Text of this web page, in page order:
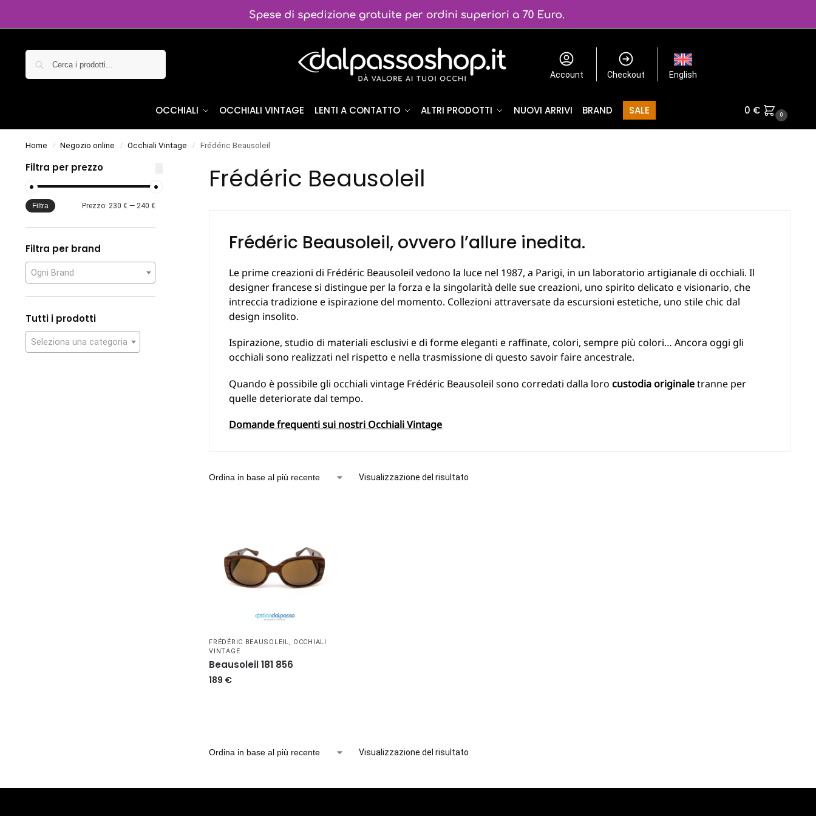
Account Checkout English
OCCHIALI OCCHIALI VINTAGE LENTI A CONTATTO ALTRI PRODOTTI NUOVI ARRIVI BRAND SALE 0 € 0
Home / Negozio online / Occhiali Vintage / Frédéric Beausoleil
Frédéric Beausoleil
Frédéric Beausoleil, ovvero l’allure inedita.
Le prime creazioni di Frédéric Beausoleil vedono la luce nel 1987, a Parigi, in un laboratorio artigianale di occhiali. Il
designer francese si distingue per la forza e la singolarità delle sue creazioni, uno spirito delicato e visionario, che
intreccia tradizione e ispirazione del momento. Collezioni attraversate da escursioni estetiche, uno stile chic dal
design insolito.
Ispirazione, studio di materiali esclusivi e di forme eleganti e raffinate, colori, sempre più colori… Ancora oggi gli
occhiali sono realizzati nel rispetto e nella trasmissione di questo savoir faire ancestrale.
Quando è possibile gli occhiali vintage Frédéric Beausoleil sono corredati dalla lorocustodia originaletranne per
quelle deteriorate dal tempo.
Domande frequenti sui nostri Occhiali Vintage
Visualizzazione del risultato
FRÉDÉRIC BEAUSOLEIL, OCCHIALI
VINTAGE
Beausoleil 181 856
189 €
Visualizzazione del risultato
Filtra per prezzo
Filtra Prezzo:230 € —240 €
Filtra per brand
Ogni Brand
Tutti i prodotti
Seleziona una categoria